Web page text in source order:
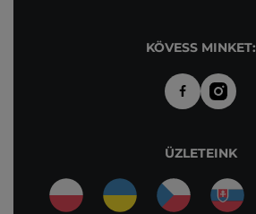
KÖVESS MINKET:
ÜZLETEINK